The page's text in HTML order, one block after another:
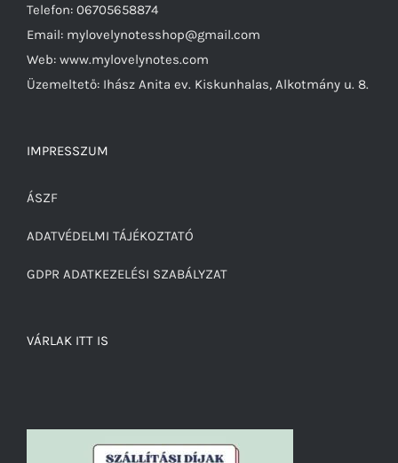
Telefon: 06705658874
Email: mylovelynotesshop@gmail.com
Web: www.mylovelynotes.com
Üzemeltető: Ihász Anita ev. Kiskunhalas, Alkotmány u. 8.
IMPRESSZUM
ÁSZF
ADATVÉDELMI TÁJÉKOZTATÓ
GDPR ADATKEZELÉSI SZABÁLYZAT
VÁRLAK ITT IS